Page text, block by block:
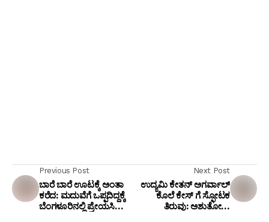
Previous Post
ಬಾರೆ ಬಾರೆ ಊಟಕ್ಕೆ ಅಂತಾ
ಕರೆದ: ಮದುವೆಗೆ ಒಪ್ಪದಿದ್ದಕ್ಕೆ
ಬೆಂಗಳೂರಿನಲ್ಲಿ ಪ್ರೇಯಸಿ
Next Post
ಉದ್ಯಮಿ ಕೇತನ್ ಅಗರ್ವಾಲ್
ಕೊಲೆ ಕೇಸ್ ಗೆ ಸ್ಫೋಟಕ
ತಿರುವು: ಅಶುತೋಷ್